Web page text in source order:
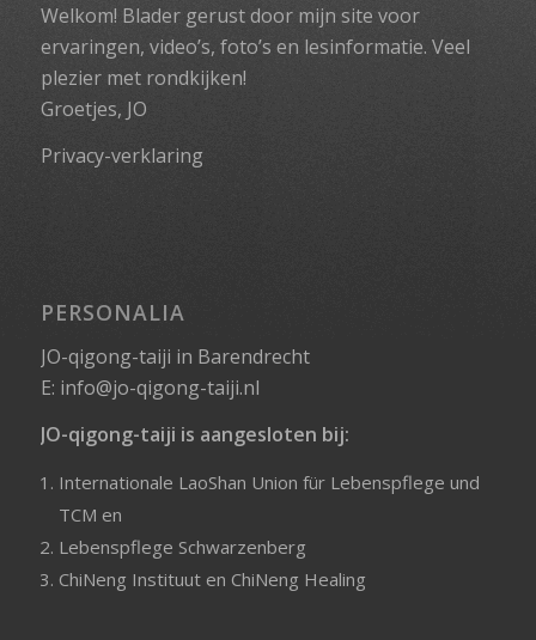
Welkom! Blader gerust door mijn site voor
ervaringen, video’s, foto’s en lesinformatie. Veel
plezier met rondkijken!
Groetjes, JO
Privacy-verklaring
PERSONALIA
JO-qigong-taiji in Barendrecht
E: info@jo-qigong-taiji.nl
JO-qigong-taiji is aangesloten bij:
Internationale LaoShan Union für Lebenspflege und
TCM en
Lebenspflege Schwarzenberg
ChiNeng Instituuten ChiNeng Healing